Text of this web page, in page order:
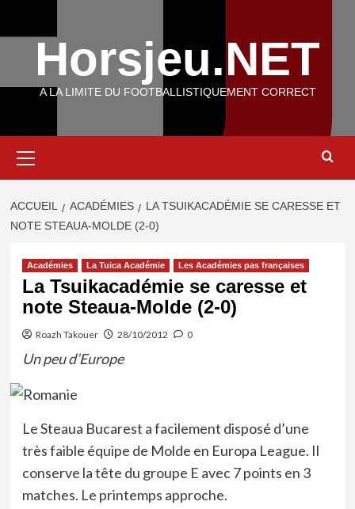
Horsjeu.NET
A LA LIMITE DU FOOTBALLISTIQUEMENT CORRECT
principal
ACCUEIL ACADÉMIES
LA TSUIKACADÉMIE SE CARESSE ET
NOTE STEAUA-MOLDE (2-0)
Académies La Tuica Académie Les Académies pas françaises
La Tsuikacadémie se caresse et
note Steaua-Molde (2-0)
Roazh Takouer 28/10/2012 0
Un peu d’Europe
Le Steaua Bucarest a facilement disposé d’une
très faible équipe de Molde en Europa League. Il
conserve la tête du groupe E avec 7 points en 3
matches. Le printemps approche.